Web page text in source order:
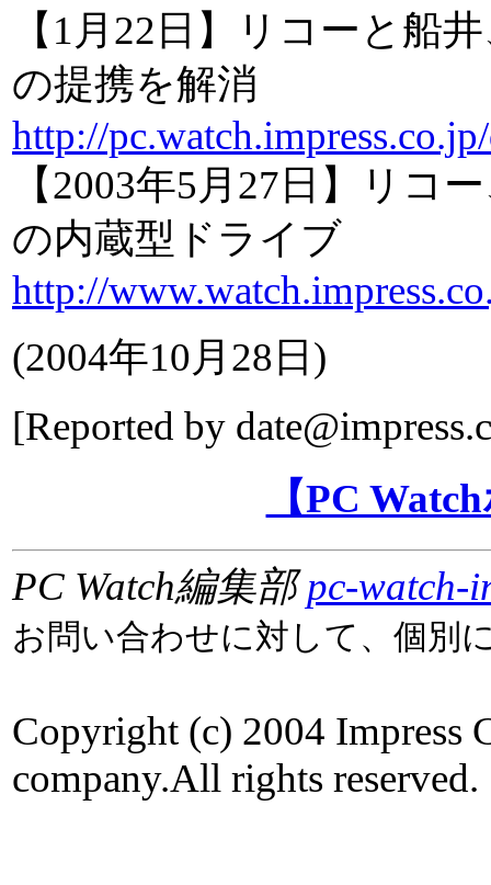
【1月22日】リコーと船
の提携を解消
http://
【2003年5月27日】リコ
の内蔵型ドライブ
http://
(2004年10月28日 )
[Reported by
【PC
PC Watch編集部pc-watch-
お問い合わせに対して、個別
Copyright (c) 2004 Impress
company.All rights reserved.